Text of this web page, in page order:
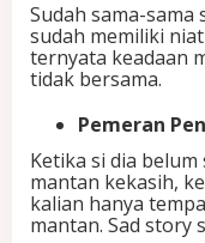
Sudah sama-
sudah memiliki
ternyata keadaan
tidak bersama.
Pemeran
Ketika si dia
mantan kekasih,
kalian hanya
mantan. Sad story